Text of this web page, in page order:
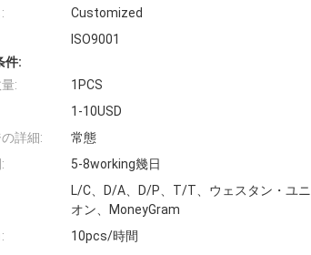
Customized
ISO9001
件:
:
1PCS
1-10USD
詳細:
常態
5-8working幾日
L/C、D/A、D/P、T/T、ウェスタン・ユニ
オン、MoneyGram
10pcs/時間